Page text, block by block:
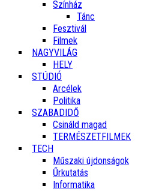
Színház
Tánc
Fesztivál
Filmek
NAGYVILÁG
HELY
STÚDIÓ
Arcélek
Politika
SZABADIDŐ
Csináld magad
TERMÉSZETFILMEK
TECH
Műszaki újdonságok
Űrkutatás
Informatika